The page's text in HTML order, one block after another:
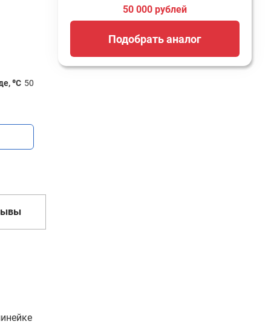
⁰С 50
50 000 рублей
Подобрать аналог